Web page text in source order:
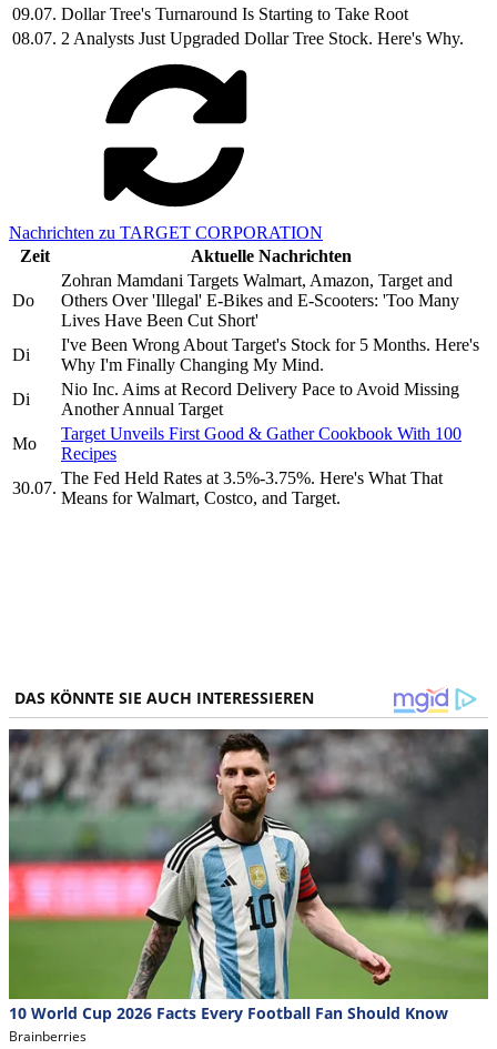
09.07. Dollar Tree's Turnaround Is Starting to Take Root
08.07. 2 Analysts Just Upgraded Dollar Tree Stock. Here's Why.
Nachrichten zu TARGET CORPORATION
Zeit
Aktuelle Nachrichten
Do
Zohran Mamdani Targets Walmart, Amazon, Target and
Others Over 'Illegal' E-Bikes and E-Scooters: 'Too Many
Lives Have Been Cut Short'
Di
I've Been Wrong About Target's Stock for 5 Months. Here's
Why I'm Finally Changing My Mind.
Di
Nio Inc. Aims at Record Delivery Pace to Avoid Missing
Another Annual Target
Mo
Target Unveils First Good & Gather Cookbook With 100
Recipes
30.07.
The Fed Held Rates at 3.5%-3.75%. Here's What That
Means for Walmart, Costco, and Target.